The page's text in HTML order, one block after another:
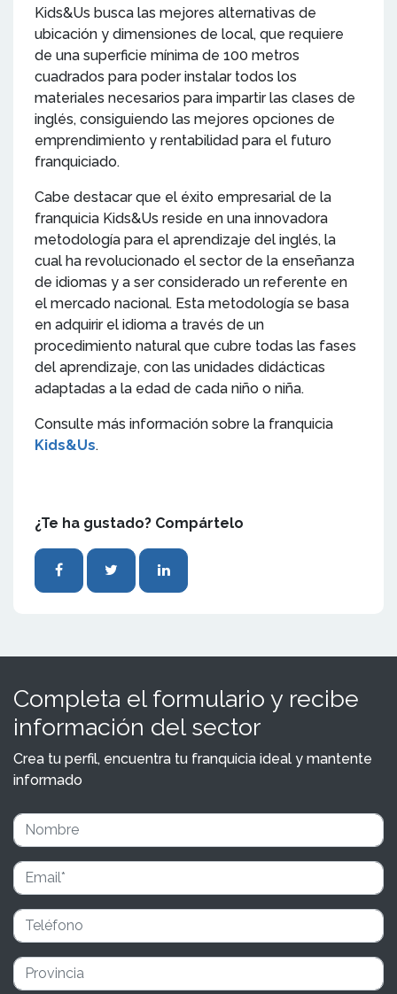
Kids&Us busca las mejores alternativas de
ubicación y dimensiones de local, que requiere
de una superficie mínima de 100 metros
cuadrados para poder instalar todos los
materiales necesarios para impartir las clases de
inglés, consiguiendo las mejores opciones de
emprendimiento y rentabilidad para el futuro
franquiciado.
Cabe destacar que el éxito empresarial de la
franquicia Kids&Us reside en una innovadora
metodología para el aprendizaje del inglés, la
cual ha revolucionado el sector de la enseñanza
de idiomas y a ser considerado un referente en
el mercado nacional. Esta metodología se basa
en adquirir el idioma a través de un
procedimiento natural que cubre todas las fases
del aprendizaje, con las unidades didácticas
adaptadas a la edad de cada niño o niña.
Consulte más información sobre la franquicia
Kids&Us.
¿Te ha gustado? Compártelo
Completa el formulario y recibe
información del sector
Crea tu perfil, encuentra tu franquicia ideal y mantente
informado